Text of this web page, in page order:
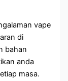
vape
di
bahan
anda
masa.